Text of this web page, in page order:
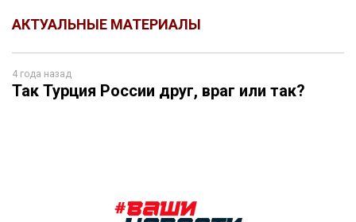
АКТУАЛЬНЫЕ МАТЕРИАЛЫ
4 года назад
Так Турция России друг, враг или так?